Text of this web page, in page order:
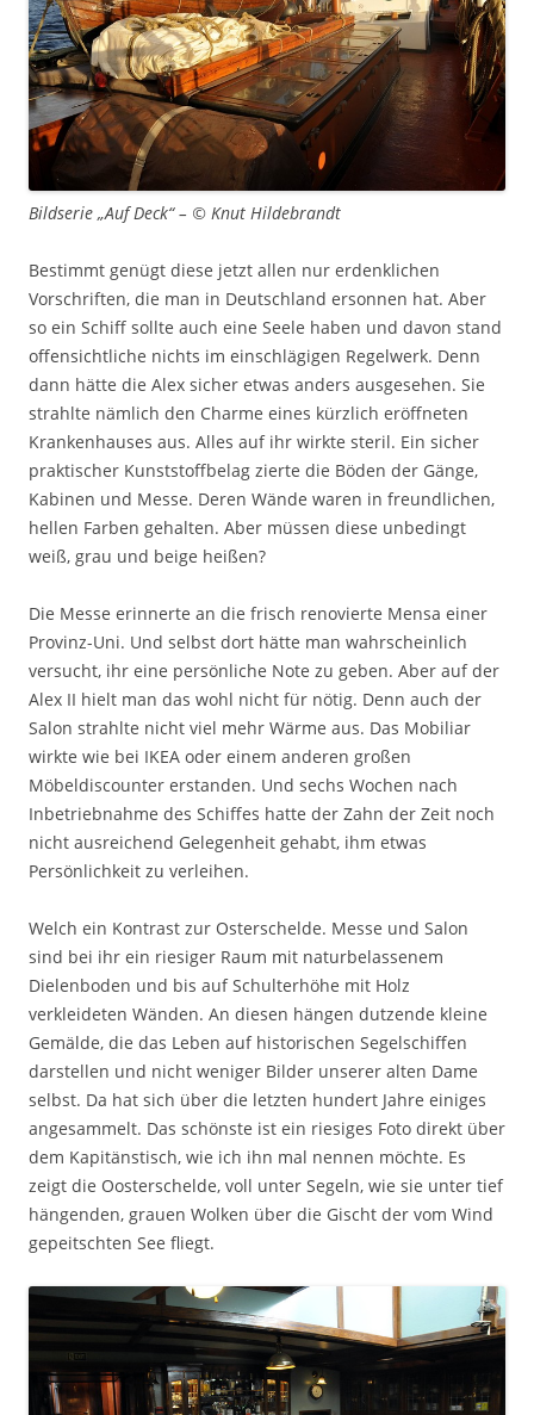
Bildserie „Auf Deck“ – © Knut Hildebrandt
Bestimmt genügt diese jetzt allen nur erdenklichen
Vorschriften, die man in Deutschland ersonnen hat. Aber
so ein Schiff sollte auch eine Seele haben und davon stand
offensichtliche nichts im einschlägigen Regelwerk. Denn
dann hätte die Alex sicher etwas anders ausgesehen. Sie
strahlte nämlich den Charme eines kürzlich eröffneten
Krankenhauses aus. Alles auf ihr wirkte steril. Ein sicher
praktischer Kunststoffbelag zierte die Böden der Gänge,
Kabinen und Messe. Deren Wände waren in freundlichen,
hellen Farben gehalten. Aber müssen diese unbedingt
weiß, grau und beige heißen?
Die Messe erinnerte an die frisch renovierte Mensa einer
Provinz-Uni. Und selbst dort hätte man wahrscheinlich
versucht, ihr eine persönliche Note zu geben. Aber auf der
Alex II hielt man das wohl nicht für nötig. Denn auch der
Salon strahlte nicht viel mehr Wärme aus. Das Mobiliar
wirkte wie bei IKEA oder einem anderen großen
Möbeldiscounter erstanden. Und sechs Wochen nach
Inbetriebnahme des Schiffes hatte der Zahn der Zeit noch
nicht ausreichend Gelegenheit gehabt, ihm etwas
Persönlichkeit zu verleihen.
Welch ein Kontrast zur Osterschelde. Messe und Salon
sind bei ihr ein riesiger Raum mit naturbelassenem
Dielenboden und bis auf Schulterhöhe mit Holz
verkleideten Wänden. An diesen hängen dutzende kleine
Gemälde, die das Leben auf historischen Segelschiffen
darstellen und nicht weniger Bilder unserer alten Dame
selbst. Da hat sich über die letzten hundert Jahre einiges
angesammelt. Das schönste ist ein riesiges Foto direkt über
dem Kapitänstisch, wie ich ihn mal nennen möchte. Es
zeigt die Oosterschelde, voll unter Segeln, wie sie unter tief
hängenden, grauen Wolken über die Gischt der vom Wind
gepeitschten See fliegt.